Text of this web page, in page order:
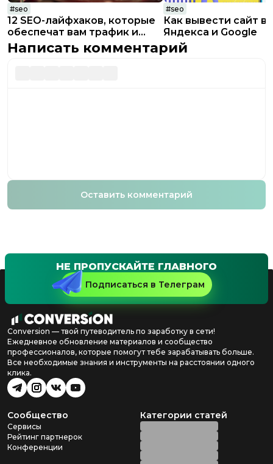
#seo
12 SEO-лайфхаков, которые
обеспечат вам трафик и
продажи
#seo
Как вывести сайт в
Яндекса и Google
Написать комментарий
Оставить комментарий
НЕ ПРОПУСКАЙТЕ ГЛАВНОГО
Подписаться в Телеграм
Conversion — твой путеводитель по заработку в сети!
Ежедневное обновление материалов и сообщество
профессионалов, которые помогут тебе зарабатывать больше.
Все необходимые знания и инструменты на расстоянии одного
клика.
Сообщество
Сервисы
Рейтинг партнерок
Конференции
Категории статей